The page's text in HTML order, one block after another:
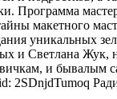
макетного
уникальных
Светлана Жук,
и бывалым
2SDnjdTumoq